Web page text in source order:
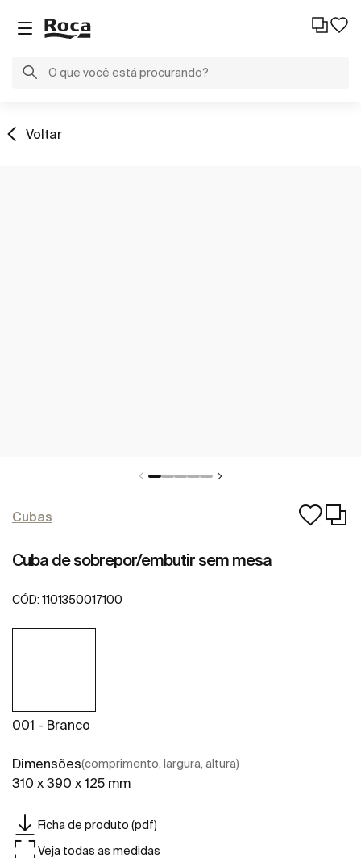
Voltar
Cubas
Cuba de sobrepor/embutir sem mesa
CÓD: 1101350017100
001 - Branco
Dimensões(comprimento, largura, altura)
310 x 390 x 125 mm
Ficha de produto (pdf)
Veja todas as medidas